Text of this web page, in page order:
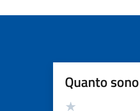
Quanto
Valutazione